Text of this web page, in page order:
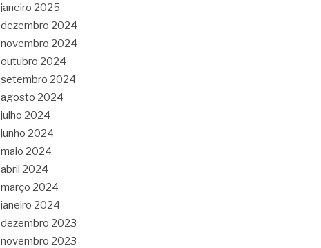
janeiro 2025
dezembro 2024
novembro 2024
outubro 2024
setembro 2024
agosto 2024
julho 2024
junho 2024
maio 2024
abril 2024
março 2024
janeiro 2024
dezembro 2023
novembro 2023